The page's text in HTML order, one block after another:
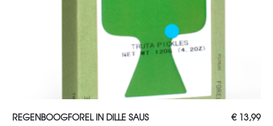
TOEVOEGEN AAN WINKELWAGEN
REGENBOOGFOREL IN DILLE SAUS €13,99